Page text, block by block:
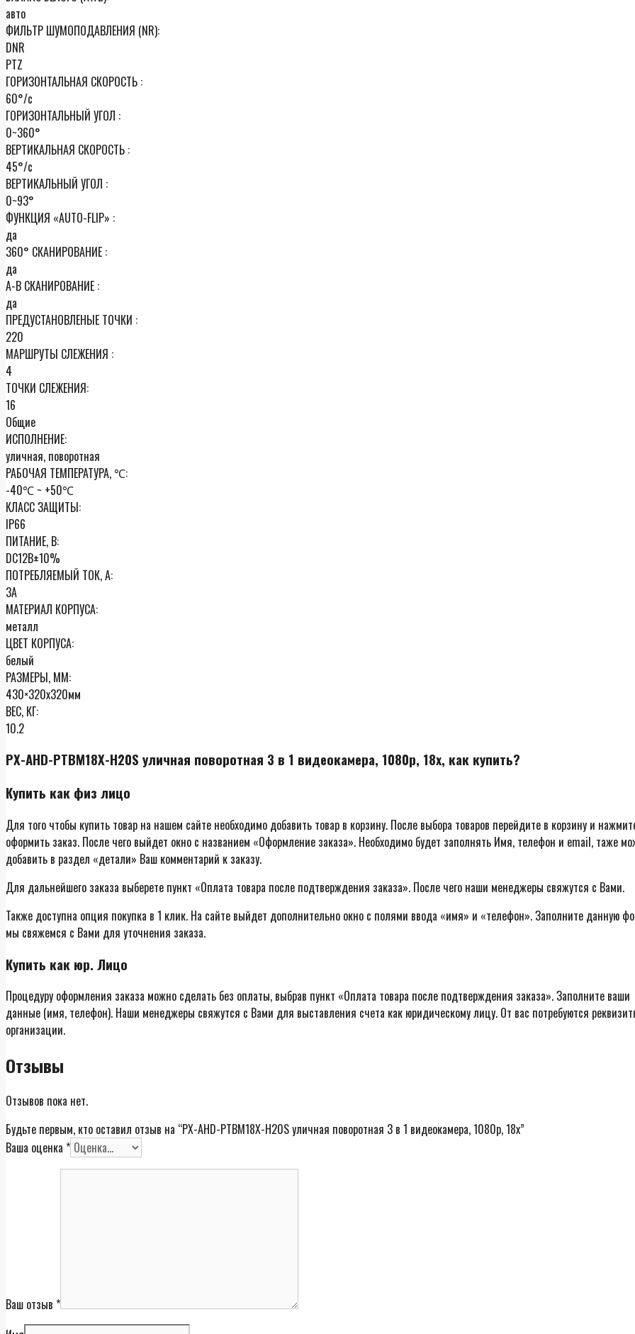
авто
ФИЛЬТР ШУМОПОДАВЛЕНИЯ (NR):
DNR
PTZ
ГОРИЗОНТАЛЬНАЯ СКОРОСТЬ :
60°/с
ГОРИЗОНТАЛЬНЫЙ УГОЛ :
0~360°
ВЕРТИКАЛЬНАЯ СКОРОСТЬ :
45°/с
ВЕРТИКАЛЬНЫЙ УГОЛ :
0~93°
ФУНКЦИЯ «AUTO-FLIP» :
да
360° СКАНИРОВАНИЕ :
да
A-B СКАНИРОВАНИЕ :
да
ПРЕДУСТАНОВЛЕНЫЕ ТОЧКИ :
220
МАРШРУТЫ СЛЕЖЕНИЯ :
4
ТОЧКИ СЛЕЖЕНИЯ:
16
Общие
ИСПОЛНЕНИЕ:
уличная, поворотная
РАБОЧАЯ ТЕМПЕРАТУРА, ℃:
-40℃ ~ +50℃
КЛАСС ЗАЩИТЫ:
IP66
ПИТАНИЕ, В:
DC12В±10%
ПОТРЕБЛЯЕМЫЙ ТОК, А:
3А
МАТЕРИАЛ КОРПУСА:
металл
ЦВЕТ КОРПУСА:
белый
РАЗМЕРЫ, ММ:
430×320х320мм
ВЕС, КГ:
10.2
PX-AHD-PTBM18X-H20S уличная поворотная 3 в 1 видеокамера, 1080p, 18x, как купить?
Купить как физ лицо
Для того чтобы купить товар на нашем сайте необходимо добавить товар в корзину. После выбора товаров перейдите в корзину и
оформить заказ. После чего выйдет окно с названием «Оформление заказа». Необходимо будет заполнять Имя, телефон и email, таже
добавить в раздел «детали» Ваш комментарий к заказу.
Для дальнейшего заказа выберете пункт «Оплата товара после подтверждения заказа». После чего наши менеджеры свяжутся с Вами.
Также доступна опция покупка в 1 клик. На сайте выйдет дополнительно окно с полями ввода «имя» и «телефон». Заполните данную
мы свяжемся с Вами для уточнения заказа.
Купить как юр. Лицо
Процедуру оформления заказа можно сделать без оплаты, выбрав пункт «Оплата товара после подтверждения заказа». Заполните ваши
данные (имя, телефон). Наши менеджеры свяжутся с Вами для выставления счета как юридическому лицу. От вас потребуются
организации.
Отзывы
Отзывов пока нет.
Будьте первым, кто оставил отзыв на “PX-AHD-PTBM18X-H20S уличная поворотная 3 в 1 видеокамера, 1080p, 18x”
Ваша оценка *
Ваш отзыв *